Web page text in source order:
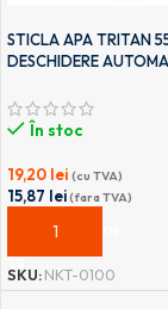
STICLA APA TRITAN
DESCHIDERE
În stoc
19,20 lei (cu TVA)
15,87 lei(fara TVA)
ADAUGĂ ÎN COȘ
SKU:NKT-0100